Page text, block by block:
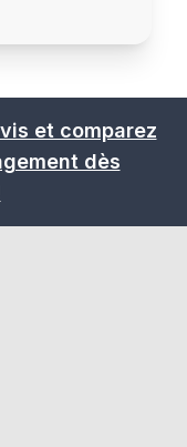
et comparez
dès